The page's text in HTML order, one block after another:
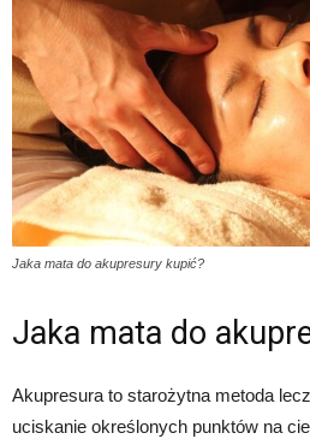
Jaka mata do akupresury kupić?
Jaka mata do
Akupresura to starożytna metoda
uciskanie określonych punktów na